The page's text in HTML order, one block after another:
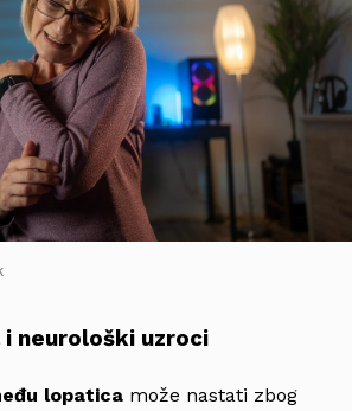
neurološki uzroci
lopatica može nastati zbog